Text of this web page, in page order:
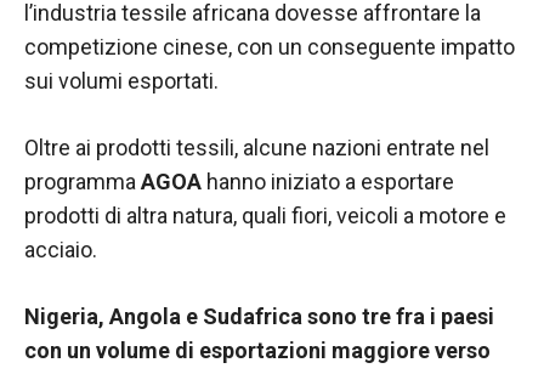
l’industria tessile africana dovesse affrontare la
competizione cinese, con un conseguente impatto
sui volumi esportati.
Oltre ai prodotti tessili, alcune nazioni entrate nel
programma AGOA hanno iniziato a esportare
prodotti di altra natura, quali fiori, veicoli a motore e
acciaio.
Nigeria, Angola e Sudafrica sono tre fra i paesi
con un volume di esportazioni maggiore verso